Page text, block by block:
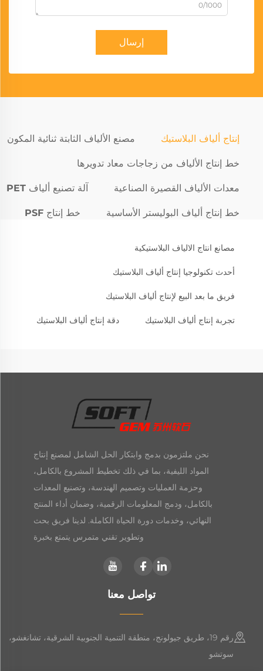
0/1000
إرسال
إنتاج ألياف البلاستيك مصنع الألياف الثابتة ثنائية المكون
خط إنتاج الألياف من زجاجات معاد تدويرها
معدات الألياف القصيرة الصناعية آلة تصنيع ألياف PET
خط إنتاج ألياف البوليستر الأساسية خط إنتاج PSF
مصانع انتاج الالياف البلاستيكية
أحدث تكنولوجيا إنتاج ألياف البلاستيك
فريق ما بعد البيع لإنتاج ألياف البلاستيك
تجربة إنتاج ألياف البلاستيك دقة إنتاج ألياف البلاستيك
نحن ملتزمون بدمج وابتكار الحل الشامل لمصنع إنتاج
المواد الليفية، بما في ذلك تخطيط المشروع بالكامل،
وحزمة العمليات وتصميم الهندسة، وتصنيع المعدات
بالكامل، ودمج المعلومات الرقمية، وضمان أداء المنتج
النهائي، وخدمات دورة الحياة الكاملة. لدينا فريق بحث
وتطوير تقني متمرس يتمتع بخبرة
تواصل معنا
رقم 19، طريق جيولونج، منطقة التنمية الجنوبية الشرقية، تشانغشو،
سوتشو